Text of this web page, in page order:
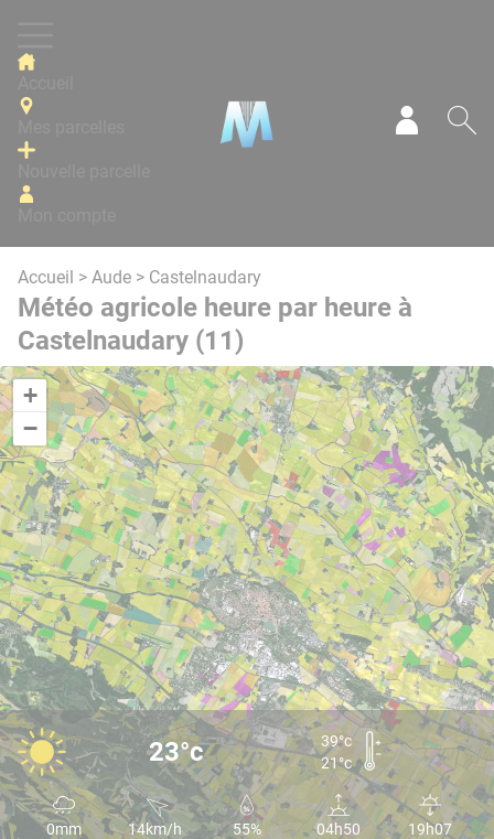
Accueil > Aude > Castelnaudary
Météo agricole heure par heure à
Castelnaudary (11)
+
−
23°c
39°c
21°c
0mm 14km/h 55% 04h50 19h07